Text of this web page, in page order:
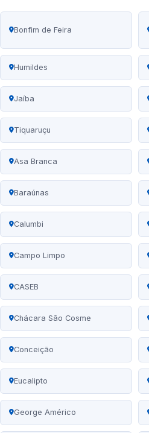
Bonfim de Feira
Humildes
Jaíba
Tiquaruçu
Asa Branca
Baraúnas
Calumbi
Campo Limpo
CASEB
Chácara São Cosme
Conceição
Eucalipto
George Américo